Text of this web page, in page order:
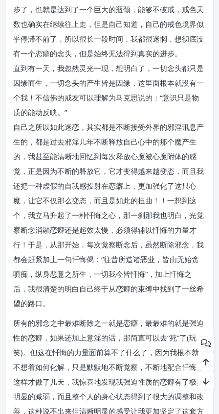
步了，也就是达到了一个巨大的瓶颈，能够不破戒，戒色天
数也确实在继续往上走，但是自己知道，自己的戒色境界似
乎停滞不前了，所以很长一段时间，我都很迷惘，想彻底没
有一个恋癖的念头，但是始终无法得到真实的进步。
直到有一天，我忽然灵光一现，想明白了，一切念头都只是
因缘而生，一切念头的产生皆是因缘，这里面根本就没有一
个我！不信佛的戒友可以理解为马克思说的：“意识只是物
质的能动反映。”
自己之所以如此迷恋，其实都是不断接受外界的邪淫讯息产
生的，都是过去邪淫几年不断释放自己心中的那个魔产生
的，我甚至能清晰地回忆到每次释放心魔被心魔附体的感
觉，正是因为不断的释放它，它才变得越来越变态，而且我
还把一种虚假的自我感投射在恋癖上，更加强化了这只心
魔，让它不仅那么变态，而且是如此的扭曲！！一想到这
个，我立马升起了一种忏悔之心，那一刹那我也明白，光觉
察断念消融恋癖还是起效太慢，必须得辅以忏悔的力量才
行！于是，从那开始，每次觉察断念后，虽然断除邪念，我
都会赶紧加上一句忏悔偈：“往昔所造诸恶业，皆由无始贪
嗔痴，纵身恶意之所生，一切我今皆忏悔”，加上忏悔之
后，我很清楚的明白自己终于从恋癖的束缚中找到了一丝希
望的路口。
所有的邪念之中最难断除之一就是恋癖，最最难的就是强迫
性的恋癖，如果还加上意淫的话，那简直可以去“死”了(玩
笑)。但这在忏悔的力量面前算不了什么了，因为我根本就
不想着如何化解，只是默默地不断觉察，不断地配合忏悔，
这样才做了几天，我惊喜地发现我强迫性质的恋癖有了极其
明显的减弱，而且整个人的身心状态得到了很大的调整和改
善，这种说不出来但清晰明显的感受让我更加坚定了这套方